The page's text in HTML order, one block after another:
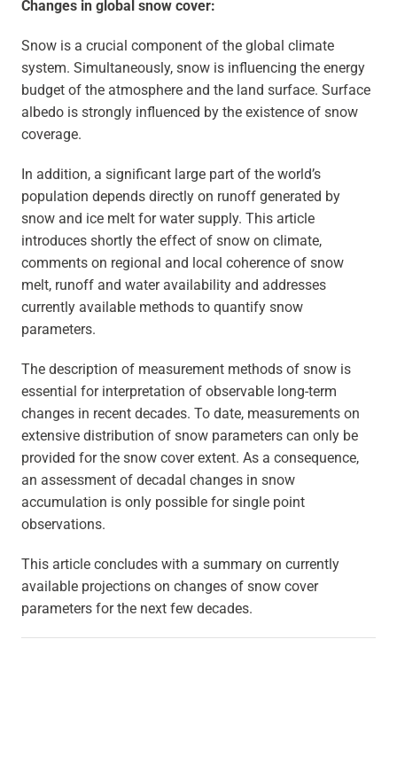
Changes in global snow cover:
Snow is a crucial component of the global climate
system. Simultaneously, snow is influencing the energy
budget of the atmosphere and the land surface. Surface
albedo is strongly influenced by the existence of snow
coverage.
In addition, a significant large part of the world’s
population depends directly on runoff generated by
snow and ice melt for water supply. This article
introduces shortly the effect of snow on climate,
comments on regional and local coherence of snow
melt, runoff and water availability and addresses
currently available methods to quantify snow
parameters.
The description of measurement methods of snow is
essential for interpretation of observable long-term
changes in recent decades. To date, measurements on
extensive distribution of snow parameters can only be
provided for the snow cover extent. As a consequence,
an assessment of decadal changes in snow
accumulation is only possible for single point
observations.
This article concludes with a summary on currently
available projections on changes of snow cover
parameters for the next few decades.